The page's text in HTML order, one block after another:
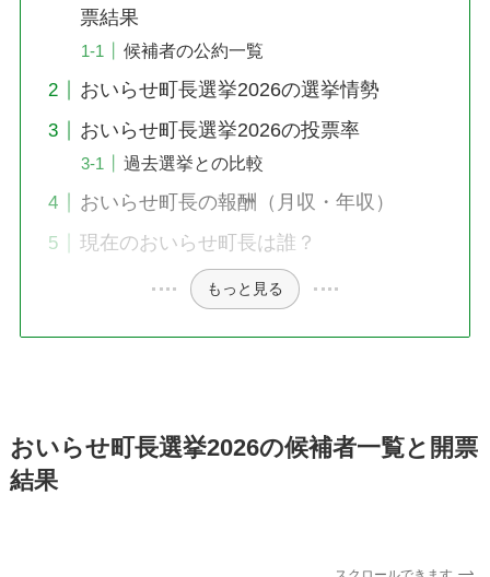
票結果
候補者の公約一覧
おいらせ町長選挙2026の選挙情勢
おいらせ町長選挙2026の投票率
過去選挙との比較
おいらせ町長の報酬（月収・年収）
現在のおいらせ町長は誰？
もっと見る
おいらせ町長選挙2026の候補者一覧と開票
結果